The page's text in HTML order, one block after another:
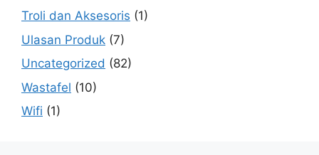
Troli dan Aksesoris (1)
Ulasan Produk (7)
Uncategorized (82)
Wastafel (10)
Wifi (1)